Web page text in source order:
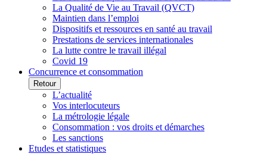
La Qualité de Vie au Travail (QVCT)
Maintien dans l’emploi
Dispositifs et ressources en santé au travail
Prestations de services internationales
La lutte contre le travail illégal
Covid 19
Concurrence et consommation
Retour
L’actualité
Vos interlocuteurs
La métrologie légale
Consommation : vos droits et démarches
Les sanctions
Etudes et statistiques